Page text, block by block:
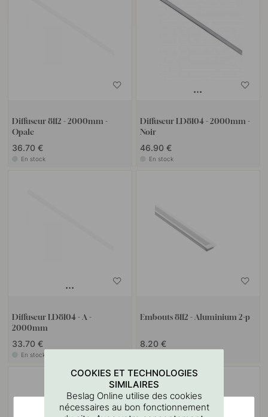
Diffuseur 8112 - 2000mm -
Opale
36.70 €
En stock
Diffuseur LD8104 - 2000mm -
Noir
46.90 €
En stock
Diffuseur LD8104 - A -
2000mm
33.70 €
En stock
Embouts 8112 - Aluminium 2-p
8.20 €
COOKIES ET TECHNOLOGIES
SIMILAIRES
Beslag Online utilise des cookies
nécessaires au bon fonctionnement